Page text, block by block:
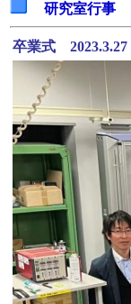
研究室行事
卒業式 2023.3.27